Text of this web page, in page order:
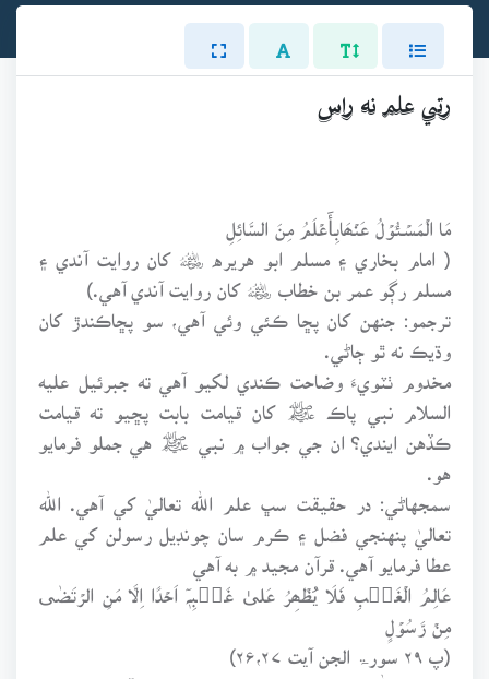
رتي علم نه راس
مَا الۡمَسۡئُوۡلُ عَنۡھَابِأَعۡلَمُ مِنَ السَّائِلِ
( امام بخاري ۽ مسلم ابو هريره ﷦ کان روايت آندي ۽
مسلم رڳو عمر بن خطاب ﷦ کان روايت آندي آهي.)
ترجمو: جنهن کان پڇا ڪئي وئي آهي، سو پڇاڪندڙ کان
وڌيڪ نه ٿو ڄاڻي.
مخدوم ٺٽويءَ وضاحت ڪندي لکيو آهي ته جبرئيل عليه
السلام نبي پاڪ ﷺ کان قيامت بابت پڇيو ته قيامت
ڪڏهن ايندي؟ ان جي جواب ۾ نبي ﷺ هي جملو فرمايو
سمجهاڻي: در حقيقت سڀ علم الله تعاليٰ کي آهي. الله
تعاليٰ پنهنجي فضل ۽ ڪرم سان چونڊيل رسولن کي علم
عطا فرمايو آهي. قرآن مجيد ۾ به آهي
عَالِمُ الۡغَیۡبِ فَلَا یُظۡھِرُ عَلیٰ غَیۡبِہٖٓ اَحۡدًا اِلَّا مَنِ الرۡتَضٰی
مِنۡ رَّسُوۡلٍ
(پ ۲۹ سورۃ الجن آیت ۲۶،۲۷)